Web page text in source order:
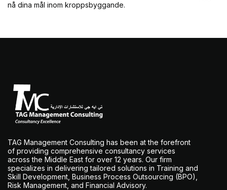
nå dina mål inom kroppsbyggande.
TAG Management Consulting has been at the forefront
of providing comprehensive consultancy services
across the Middle East for over 12 years. Our firm
specializes in delivering tailored solutions in Training and
Skill Development, Business Process Outsourcing (BPO),
Risk Management, and Financial Advisory.